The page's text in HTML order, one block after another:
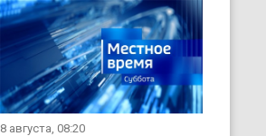
8 августа, 08:20